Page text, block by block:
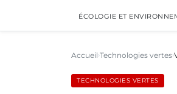
ÉCOLOGIE ET
Accueil Technologies vertes
TECHNOLOGIES VERTES